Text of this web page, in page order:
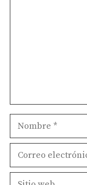
Nombre
Correo
Sitio